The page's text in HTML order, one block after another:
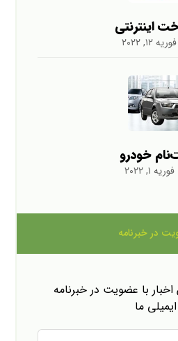
اینترنتی
فوریه ۱۲, ۲۰۲۲
خودرو
فوریه ۱, ۲۰۲۲
در خبرنامه
با عضویت در خبرنامه
ایمیلی ما